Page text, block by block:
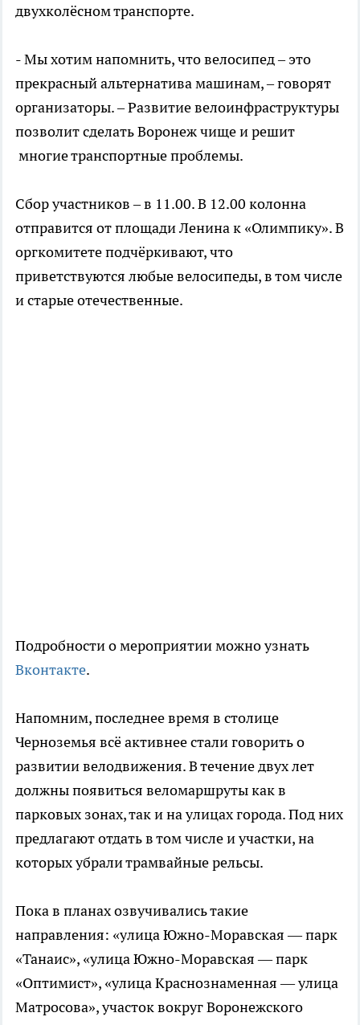
двухколёсном транспорте.
- Мы хотим напомнить, что велосипед – это
прекрасный альтернатива машинам, – говорят
организаторы. – Развитие велоинфраструктуры
позволит сделать Воронеж чище и решит
многие транспортные проблемы.
Сбор участников – в 11.00. В 12.00 колонна
отправится от площади Ленина к «Олимпику». В
оргкомитете подчёркивают, что
приветствуются любые велосипеды, в том числе
и старые отечественные.
Подробности о мероприятии можно узнать
Вконтакте.
Напомним, последнее время в столице
Черноземья всё активнее стали говорить о
развитии велодвижения. В течение двух лет
должны появиться веломаршруты как в
парковых зонах, так и на улицах города. Под них
предлагают отдать в том числе и участки, на
которых убрали трамвайные рельсы.
Пока в планах озвучивались такие
направления: «улица Южно-Моравская — парк
«Танаис», «улица Южно-Моравская — парк
«Оптимист», «улица Краснознаменная — улица
Матросова», участок вокруг Воронежского